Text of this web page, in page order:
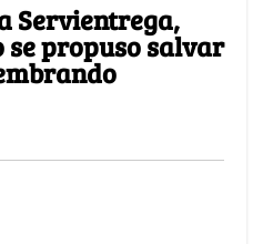
Servientrega,
propuso salvar